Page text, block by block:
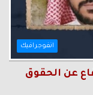
انفوجرافيك
عن الحقوق